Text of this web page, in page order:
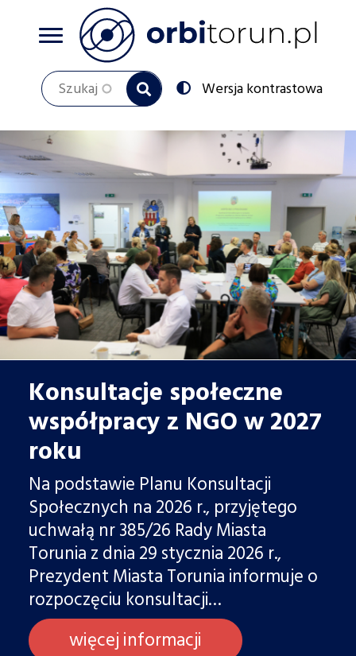
Szukaj
Przełącz
na:
Wersja kontrastowa
Konsultacje społeczne
współpracy z NGO w 2027
roku
Na podstawie Planu Konsultacji
Społecznych na 2026 r., przyjętego
uchwałą nr 385/26 Rady Miasta
Torunia z dnia 29 stycznia 2026 r.,
Prezydent Miasta Torunia informuje o
rozpoczęciu konsultacji…
więcej informacji